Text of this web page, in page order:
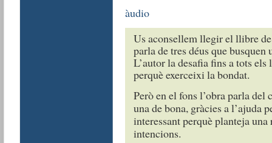
àudio
Us aconsellem llegir el llibre
parla de tres déus que busquen
L’autor la desafia fins a tots
perquè exerceixi la bondat.
Però en el fons l’obra parla
una de bona, gràcies a l’ajuda
interessant perquè planteja
intencions.